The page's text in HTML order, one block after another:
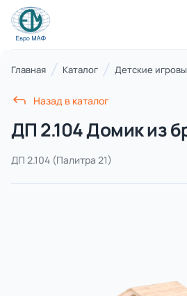
КАТАЛОГ ТОВАРОВ
21 категория
Главная Каталог Детские
Назад в каталог
ДП 2.104 Домик из
ДП 2.104 (Палитра 21)